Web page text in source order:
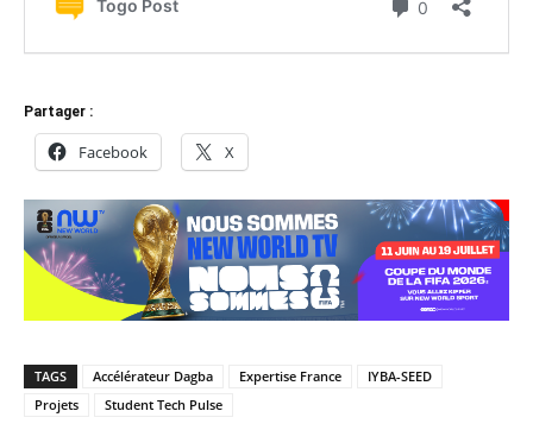
Partager :
Facebook X
TAGS Accélérateur Dagba Expertise France
IYBA-SEED
Projets
Student Tech Pulse